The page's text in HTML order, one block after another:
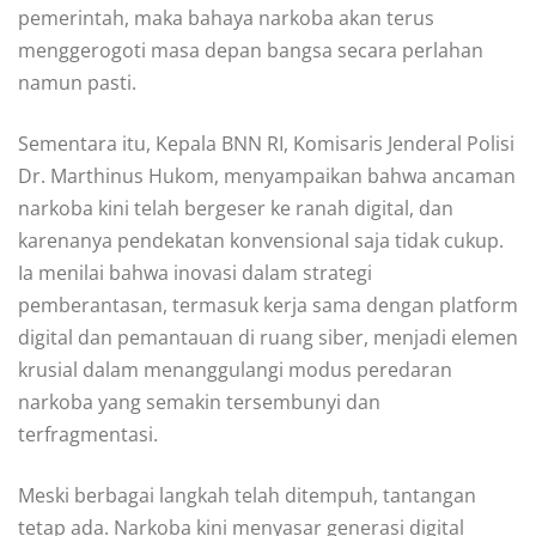
pemerintah, maka bahaya narkoba akan terus
menggerogoti masa depan bangsa secara perlahan
namun pasti.
Sementara itu, Kepala BNN RI, Komisaris Jenderal Polisi
Dr. Marthinus Hukom, menyampaikan bahwa ancaman
narkoba kini telah bergeser ke ranah digital, dan
karenanya pendekatan konvensional saja tidak cukup.
Ia menilai bahwa inovasi dalam strategi
pemberantasan, termasuk kerja sama dengan platform
digital dan pemantauan di ruang siber, menjadi elemen
krusial dalam menanggulangi modus peredaran
narkoba yang semakin tersembunyi dan
terfragmentasi.
Meski berbagai langkah telah ditempuh, tantangan
tetap ada. Narkoba kini menyasar generasi digital